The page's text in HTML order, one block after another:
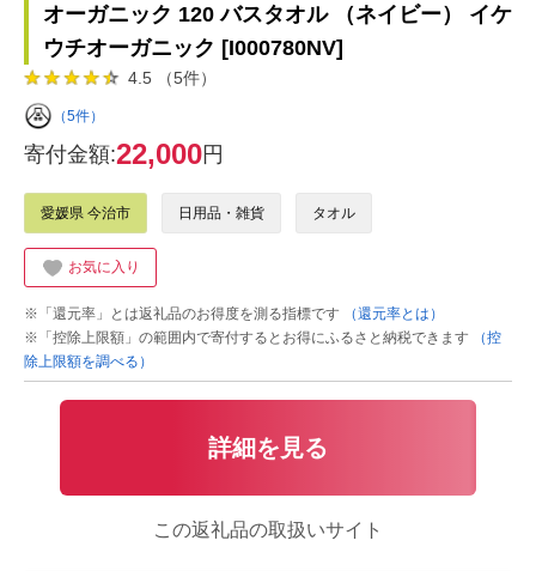
オーガニック 120 バスタオル （ネイビー） イケ
ウチオーガニック [I000780NV]
4.5 （5件）
（5件）
寄付金額:22,000円
愛媛県 今治市 日用品・雑貨 タオル
お気に入り
※「還元率」とは返礼品のお得度を測る指標です
（還元率とは）
※「控除上限額」の範囲内で寄付するとお得にふるさと納税できます
（控
除上限額を調べる）
詳細を見る
この返礼品の取扱いサイト